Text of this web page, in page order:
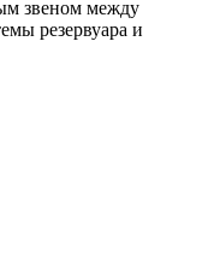
звеном между
резервуара и